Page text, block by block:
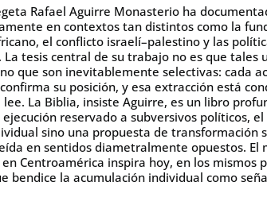
Rafael Aguirre Monasterio ha
en contextos tan distintos como la
el conflicto israelí–palestino y las
tesis central de su trabajo no es que tales
que son inevitablemente selectivas: cada
su posición, y esa extracción está
lee. La Biblia, insiste Aguirre, es un libro
reservado a subversivos políticos,
sino una propuesta de transformación
en sentidos diametralmente opuestos.
Centroamérica inspira hoy, en los mismos
bendice la acumulación individual como